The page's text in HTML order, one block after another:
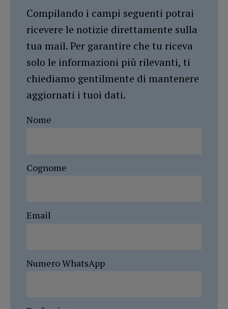
Compilando i campi seguenti potrai
ricevere le notizie direttamente sulla
tua mail. Per garantire che tu riceva
solo le informazioni più rilevanti, ti
chiediamo gentilmente di mantenere
aggiornati i tuoi dati.
Nome
Cognome
Email
Numero WhatsApp